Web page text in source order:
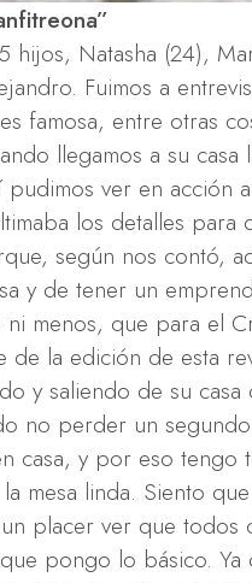
hijos, Natasha (24),
Fuimos a
famosa, entre otras
llegamos a su casa
ver en acción
los detalles
según nos contó,
y de tener un
ni menos, que para el
de la edición de esta
y saliendo de su
no perder un
casa, y por eso tengo
mesa linda. Siento
placer ver que
pongo lo básico.